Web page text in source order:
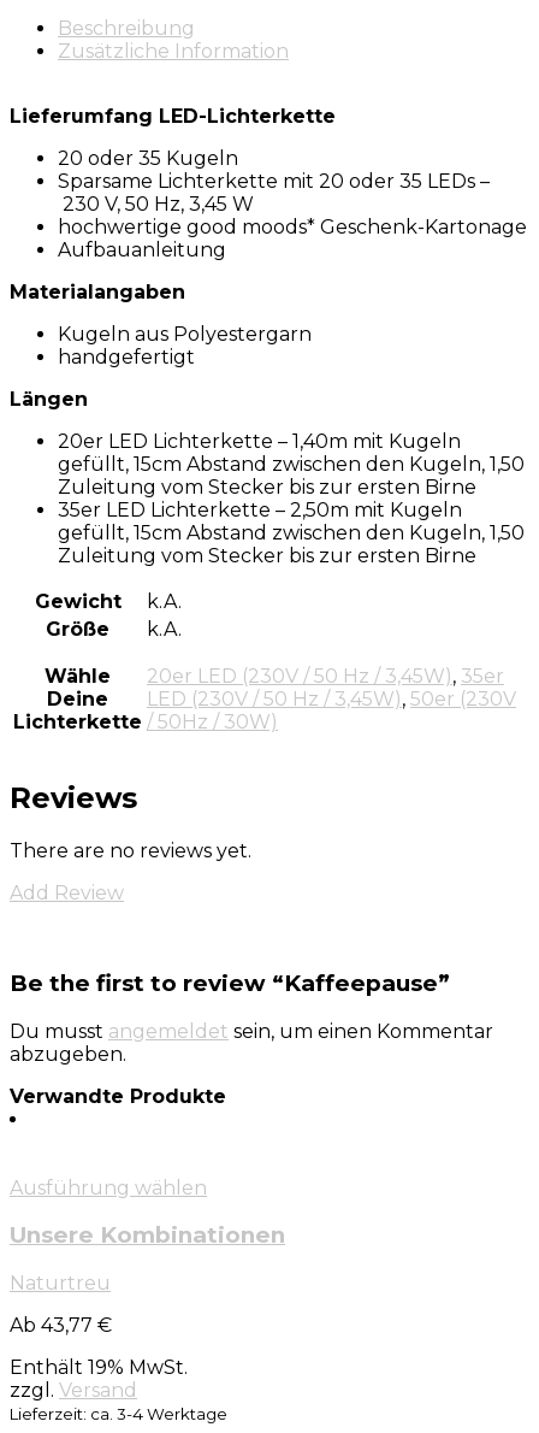
Beschreibung
Zusätzliche Information
Lieferumfang LED-Lichterkette
20 oder 35 Kugeln
Sparsame Lichterkette mit 20 oder 35 LEDs –
230 V, 50 Hz, 3,45 W
hochwertige good moods* Geschenk-Kartonage
Aufbauanleitung
Materialangaben
Kugeln aus Polyestergarn
handgefertigt
Längen
20er LED Lichterkette – 1,40m mit Kugeln
gefüllt, 15cm Abstand zwischen den Kugeln, 1,50
Zuleitung vom Stecker bis zur ersten Birne
35er LED Lichterkette – 2,50m mit Kugeln
gefüllt, 15cm Abstand zwischen den Kugeln, 1,50
Zuleitung vom Stecker bis zur ersten Birne
Gewicht
k.A.
Größe
k.A.
Wähle
Deine
Lichterkette
20er LED (230V / 50 Hz / 3,45W), 35er
LED (230V / 50 Hz / 3,45W), 50er (230V
/ 50Hz / 30W)
Reviews
There are no reviews yet.
Add Review
Be the first to review “Kaffeepause”
Du musst angemeldet sein, um einen Kommentar
abzugeben.
Verwandte Produkte
Ausführung wählen
Unsere Kombinationen
Naturtreu
Ab 43,77 €
Enthält 19% MwSt.
zzgl. Versand
Lieferzeit: ca. 3-4 Werktage